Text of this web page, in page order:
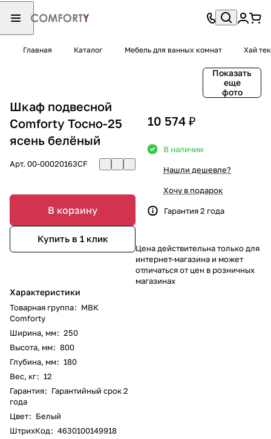
Главная Каталог Мебель для ванных комнат Хай тек
Показать
еще
фото
Шкаф подвесной
Comforty Тосно-25
ясень белёный
Арт. 00-00020163CF
В корзину
Купить в 1 клик
Характеристики
Товарная группа: МВК
Comforty
Ширина, мм: 250
Высота, мм: 800
Глубина, мм: 180
Вес, кг: 12
Гарантия: Гарантийный срок 2
года
Цвет: Белый
ШтрихКод: 4630100149918
10 574 ₽
В наличии
Нашли дешевле?
Хочу в подарок
Гарантия 2 года
Цена действительна только для
интернет-магазина и может
отличаться от цен в розничных
магазинах